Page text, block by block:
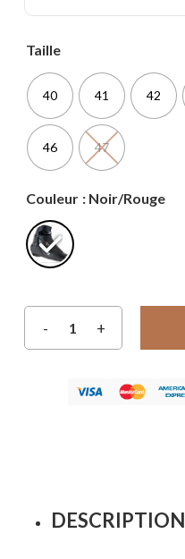
Taille
40 41 42
46 47
Couleur : Noir/Rouge
DESCRIPTION